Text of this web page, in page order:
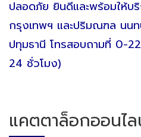
ปลอดภัย ยินดีและพร้อมให้บ
กรุงเทพฯ และปริมณฑล นน
ปทุมธานี โทรสอบถามที่ 0-
24 ชั่วโมง)
แคตตาล็อกออนไ